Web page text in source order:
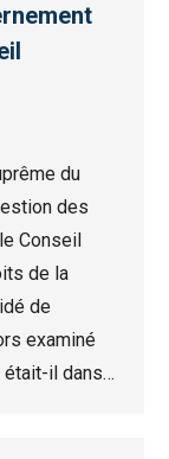
du
des
Conseil
de la
de
examiné
était-il dans…